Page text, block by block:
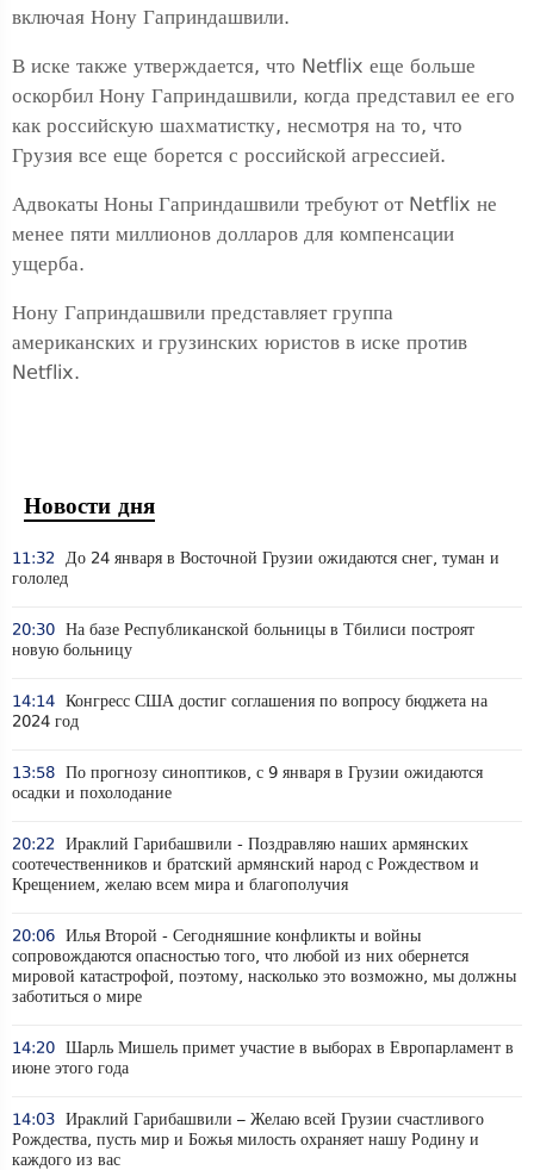
включая Нону Гаприндашвили.
В иске также утверждается, что Netflix еще больше
оскорбил Нону Гаприндашвили, когда представил ее его
как российскую шахматистку, несмотря на то, что
Грузия все еще борется с российской агрессией.
Адвокаты Ноны Гаприндашвили требуют от Netflix не
менее пяти миллионов долларов для компенсации
ущерба.
Нону Гаприндашвили представляет группа
американских и грузинских юристов в иске против
Netflix.
Новости дня
11:32
До 24 января в Восточной Грузии ожидаются снег, туман и
гололед
20:30 На базе Республиканской больницы в Тбилиси построят
новую больницу
14:14 Конгресс США достиг соглашения по вопросу бюджета на
2024 год
13:58 По прогнозу синоптиков, с 9 января в Грузии ожидаются
осадки и похолодание
20:22
Ираклий Гарибашвили - Поздравляю наших армянских
соотечественников и братский армянский народ с Рождеством и
Крещением, желаю всем мира и благополучия
20:06 Илья Второй - Сегодняшние конфликты и войны
сопровождаются опасностью того, что любой из них обернется
мировой катастрофой, поэтому, насколько это возможно, мы должны
заботиться о мире
14:20 Шарль Мишель примет участие в выборах в Европарламент в
июне этого года
14:03 Ираклий Гарибашвили – Желаю всей Грузии счастливого
Рождества, пусть мир и Божья милость охраняет нашу Родину и
каждого из вас